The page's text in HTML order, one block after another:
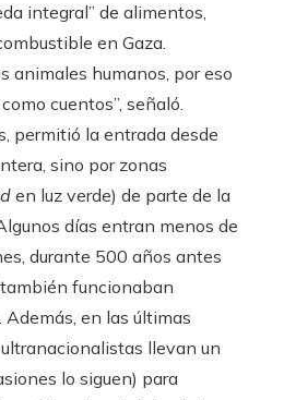
integral” de alimentos,
en Gaza.
animales humanos, por eso
cuentos”, señaló.
permitió la entrada desde
sino por zonas
en luz verde) de parte de la
días entran menos de
durante 500 años antes
funcionaban
en las últimas
llevan un
lo siguen) para